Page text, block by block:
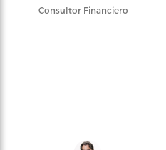
Consultor Financiero